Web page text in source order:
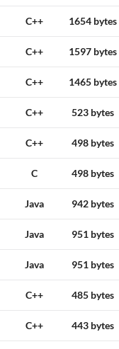
C++ 1654 bytes
C++ 1597 bytes
C++ 1465 bytes
C++ 523 bytes
C++ 498 bytes
C 498 bytes
Java 942 bytes
Java 951 bytes
Java 951 bytes
C++ 485 bytes
C++ 443 bytes